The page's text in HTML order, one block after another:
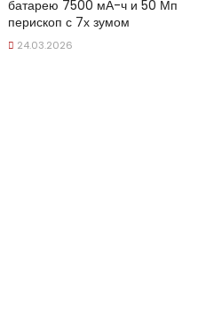
батарею 7500 мА-ч и 50 Мп
перископ с 7х зумом
24.03.2026